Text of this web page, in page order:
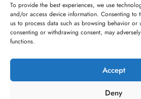
To provide the best experiences, we use
and/or access device information. Consenting to
us to process data such as browsing behavior or
consenting or withdrawing consent, may
functions.
Accept
Deny
Instagram